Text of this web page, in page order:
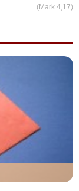
(Mark 4,17)